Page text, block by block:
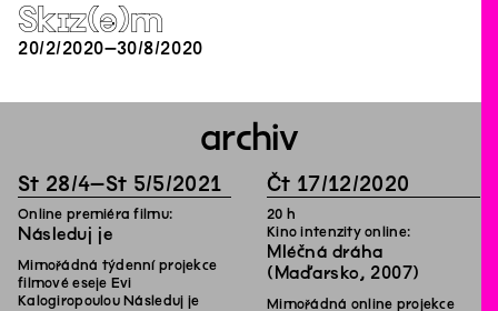
Skɪz(ə)m
20/2/2020–30/8/2020
archiv
St 28/4–St 5/5/2021
Online premiéra filmu:
Následuj je
Mimořádná týdenní projekce
filmové eseje Evi
Kalogiropoulou Následuj je
Čt 17/12/2020
20 h
Kino intenzity online:
Mléčná dráha
(Maďarsko, 2007)
Mimořádná online projekce